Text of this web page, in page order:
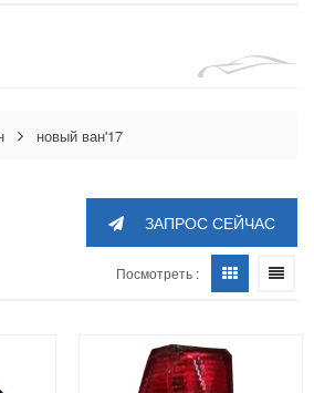
новый ван'17
ЗАПРОС СЕЙЧАС
Посмотреть :